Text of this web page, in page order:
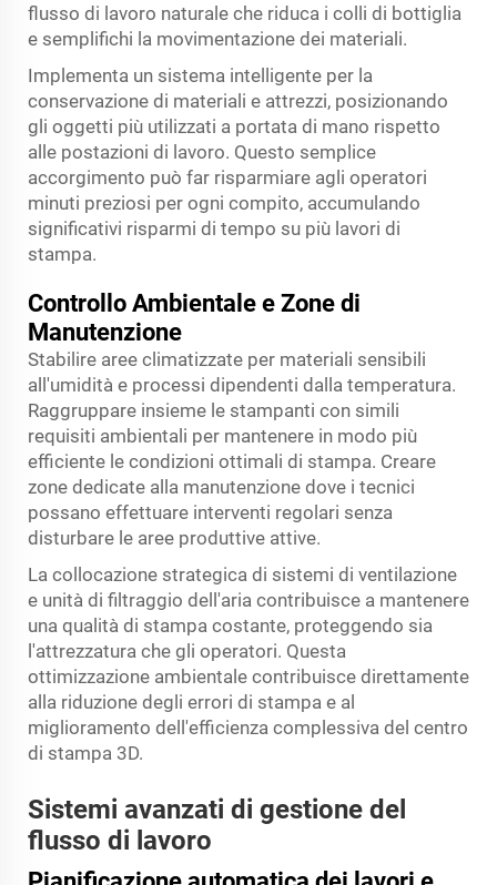
flusso di lavoro naturale che riduca i colli di bottiglia
e semplifichi la movimentazione dei materiali.
Implementa un sistema intelligente per la
conservazione di materiali e attrezzi, posizionando
gli oggetti più utilizzati a portata di mano rispetto
alle postazioni di lavoro. Questo semplice
accorgimento può far risparmiare agli operatori
minuti preziosi per ogni compito, accumulando
significativi risparmi di tempo su più lavori di
stampa.
Controllo Ambientale e Zone di
Manutenzione
Stabilire aree climatizzate per materiali sensibili
all'umidità e processi dipendenti dalla temperatura.
Raggruppare insieme le stampanti con simili
requisiti ambientali per mantenere in modo più
efficiente le condizioni ottimali di stampa. Creare
zone dedicate alla manutenzione dove i tecnici
possano effettuare interventi regolari senza
disturbare le aree produttive attive.
La collocazione strategica di sistemi di ventilazione
e unità di filtraggio dell'aria contribuisce a mantenere
una qualità di stampa costante, proteggendo sia
l'attrezzatura che gli operatori. Questa
ottimizzazione ambientale contribuisce direttamente
alla riduzione degli errori di stampa e al
miglioramento dell'efficienza complessiva del centro
di stampa 3D.
Sistemi avanzati di gestione del
flusso di lavoro